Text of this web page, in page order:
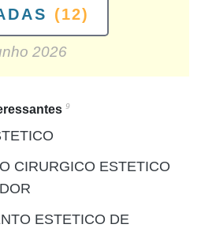
(12)
2026
9
CIRURGICO ESTETICO
ESTETICO DE